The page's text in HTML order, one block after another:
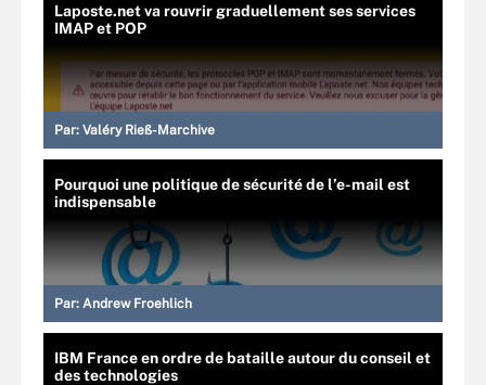
Laposte.net va rouvrir graduellement ses services
IMAP et POP
Par: Valéry Rieß-Marchive
Pourquoi une politique de sécurité de l’e-mail est
indispensable
Par: Andrew Froehlich
IBM France en ordre de bataille autour du conseil et
des technologies